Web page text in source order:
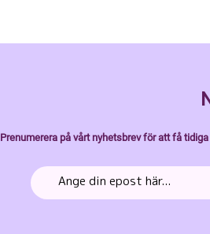
Prenumerera på vårt nyhetsbrev för att få